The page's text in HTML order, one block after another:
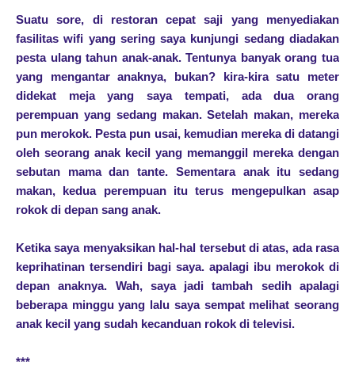
Suatu sore, di restoran cepat saji yang menyediakan
fasilitas wifi yang sering saya kunjungi sedang diadakan
pesta ulang tahun anak-anak. Tentunya banyak orang tua
yang mengantar anaknya, bukan? kira-kira satu meter
didekat meja yang saya tempati, ada dua orang
perempuan yang sedang makan. Setelah makan, mereka
pun merokok. Pesta pun usai, kemudian mereka di datangi
oleh seorang anak kecil yang memanggil mereka dengan
sebutan mama dan tante. Sementara anak itu sedang
makan, kedua perempuan itu terus mengepulkan asap
rokok di depan sang anak.
Ketika saya menyaksikan hal-hal tersebut di atas, ada rasa
keprihatinan tersendiri bagi saya. apalagi ibu merokok di
depan anaknya. Wah, saya jadi tambah sedih apalagi
beberapa minggu yang lalu saya sempat melihat seorang
anak kecil yang sudah kecanduan rokok di televisi.
***